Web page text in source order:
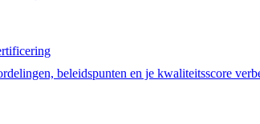
beleidspunten en je kwaliteitsscore